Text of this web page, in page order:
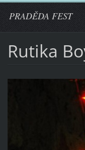
PRADĚDA FEST
Rutika